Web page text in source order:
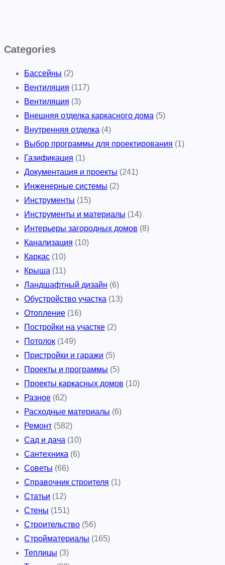
Categories
Бассейны (2)
Вентиляция (117)
Вентиляция (3)
Внешняя отделка каркасного дома (5)
Внутренняя отделка (4)
Выбор программы для проектирования (1)
Газификация (1)
Документация и проекты (241)
Инженерные системы (2)
Инструменты (15)
Инструменты и материалы (14)
Интерьеры загородных домов (8)
Канализация (10)
Каркас (10)
Крыша (11)
Ландшафтный дизайн (6)
Обустройство участка (13)
Отопление (16)
Постройки на участке (2)
Потолок (149)
Пристройки и гаражи (5)
Проекты и программы (5)
Проекты каркасных домов (10)
Разное (62)
Расходные материалы (6)
Ремонт (582)
Сад и дача (10)
Сантехника (6)
Советы (66)
Справочник строителя (1)
Статьи (12)
Стены (151)
Строительство (56)
Стройматериалы (165)
Теплицы (3)